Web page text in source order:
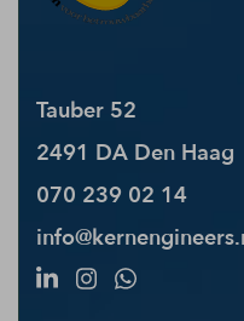
Tauber 52
2491 DA Den Haag
070 239 02 14